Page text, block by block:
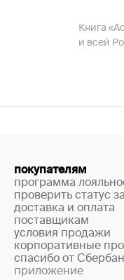
Книга
и всей
покупателям
программа
проверить статус
доставка и оплата
поставщикам
условия продажи
корпоративные
спасибо от
приложение